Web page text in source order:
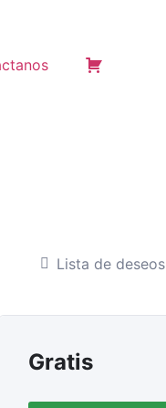
Lista de deseos
Gratis